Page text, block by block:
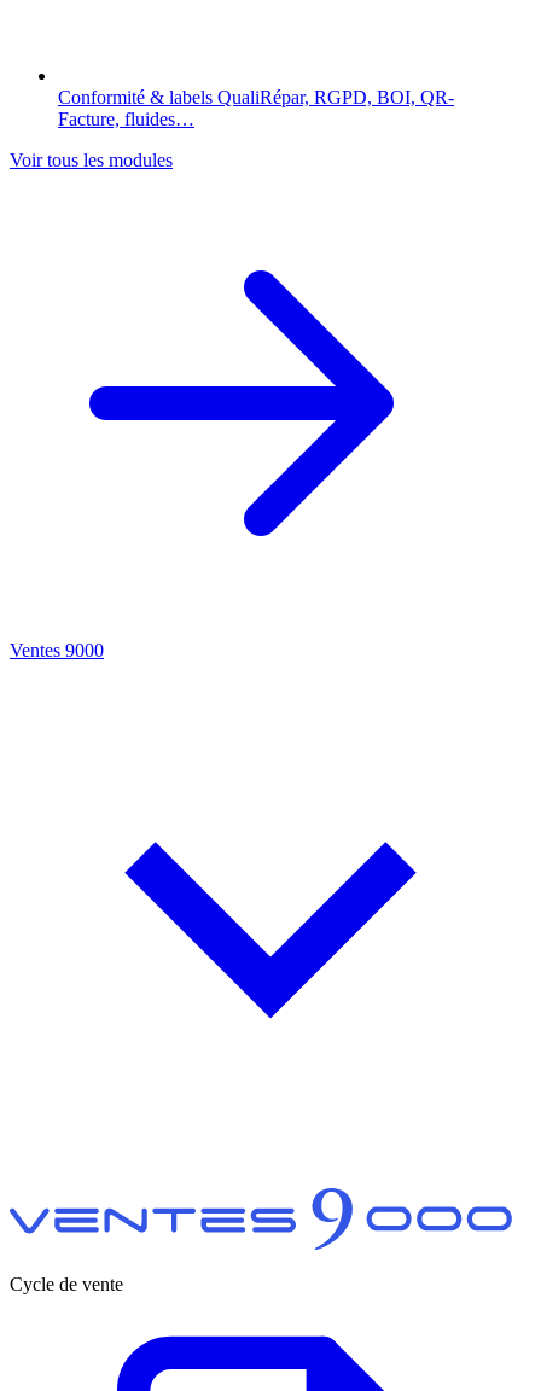
Conformité & labels QualiRépar, RGPD, BOI, QR-
Facture, fluides…
Voir tous les modules
Ventes 9000
Cycle de vente